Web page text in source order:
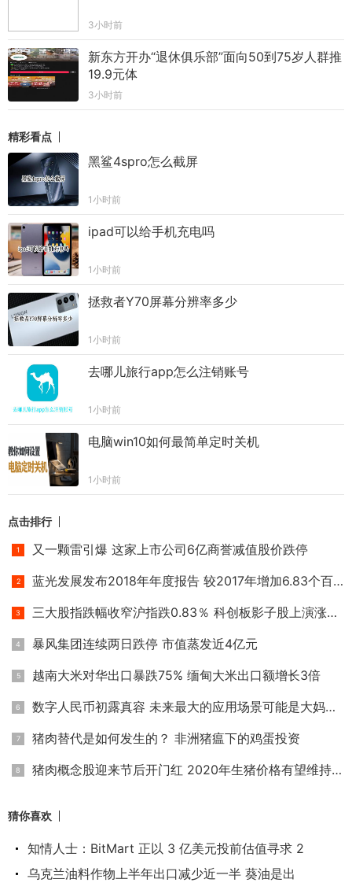
3小时前
新东方开办“退休俱乐部”面向50到75岁人群推
19.9元体
3小时前
精彩看点
黑鲨4spro怎么截屏
1小时前
ipad可以给手机充电吗
1小时前
拯救者Y70屏幕分辨率多少
1小时前
去哪儿旅行app怎么注销账号
1小时前
电脑win10如何最简单定时关机
1小时前
点击排行
又一颗雷引爆 这家上市公司6亿商誉减值股价跌停
蓝光发展发布2018年年度报告 较2017年增加6.83个百分点
三大股指跌幅收窄沪指跌0.83％ 科创板影子股上演涨停潮
暴风集团连续两日跌停 市值蒸发近4亿元
越南大米对华出口暴跌75% 缅甸大米出口额增长3倍
数字人民币初露真容 未来最大的应用场景可能是大妈买菜
猪肉替代是如何发生的？ 非洲猪瘟下的鸡蛋投资
猪肉概念股迎来节后开门红 2020年生猪价格有望维持高位
猜你喜欢
知情人士：BitMart 正以 3 亿美元投前估值寻求 2
乌克兰油料作物上半年出口减少近一半 葵油是出